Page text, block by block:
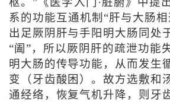
枢。”《医学入门·脏腑》中提
系的功能互通机制“肝与大肠
出足厥阴肝与手阳明大肠同处
“阖”，所以厥阴肝的疏泄功能
明大肠的传导功能，从而发生
变（牙齿酸困）。故方选敷和
通经络，恢复气机升降，则牙